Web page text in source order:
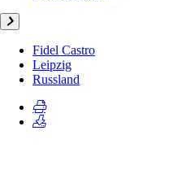
Fidel Castro
Leipzig
Russland